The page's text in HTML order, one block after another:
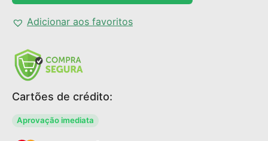
Adicionar aos favoritos
Cartões de crédito:
Aprovação imediata